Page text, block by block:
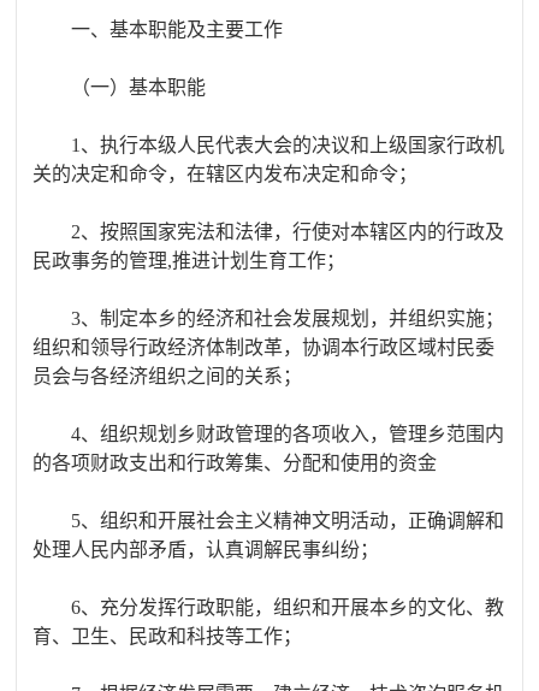
一、基本职能及主要工作
（一）基本职能
1、执行本级人民代表大会的决议和上级国家行政机
关的决定和命令，在辖区内发布决定和命令；
2、按照国家宪法和法律，行使对本辖区内的行政及
民政事务的管理,推进计划生育工作；
3、制定本乡的经济和社会发展规划，并组织实施；
组织和领导行政经济体制改革，协调本行政区域村民委
员会与各经济组织之间的关系；
4、组织规划乡财政管理的各项收入，管理乡范围内
的各项财政支出和行政筹集、分配和使用的资金
5、组织和开展社会主义精神文明活动，正确调解和
处理人民内部矛盾，认真调解民事纠纷；
6、充分发挥行政职能，组织和开展本乡的文化、教
育、卫生、民政和科技等工作；